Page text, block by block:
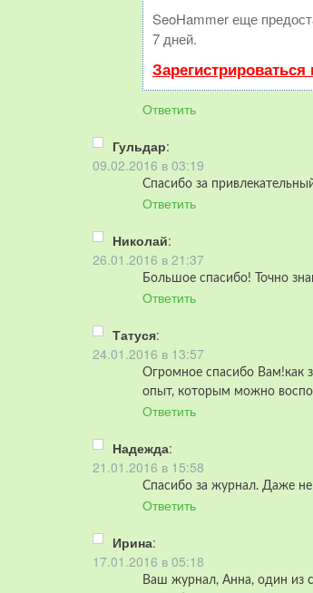
SeoHammer еще
7 дней.
Ответить
Гульдар:
09.02.2016 в 03:19
Спасибо за
Ответить
Николай:
26.01.2016 в 21:37
Большое спасибо! Точно
Ответить
Татуся:
24.01.2016 в 13:57
Огромное спасибо Вам!как
опыт, которым можно
Ответить
Надежда:
21.01.2016 в 15:58
Cпасибо за журнал. Даже
Ответить
Ирина:
17.01.2016 в 05:18
Ваш журнал, Анна, один из